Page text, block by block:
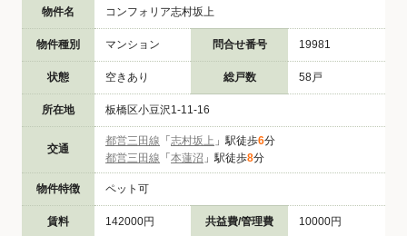
物件名 コンフォリア志村坂上
物件種別 マンション 問合せ番号 19981
状態 空きあり 総戸数 58戸
所在地 板橋区小豆沢1-11-16
交通
都営三田線 「 志村坂上 」駅徒歩6分
都営三田線 「 本蓮沼 」駅徒歩8分
物件特徴 ペット可
賃料 142000円 共益費/管理費 10000円